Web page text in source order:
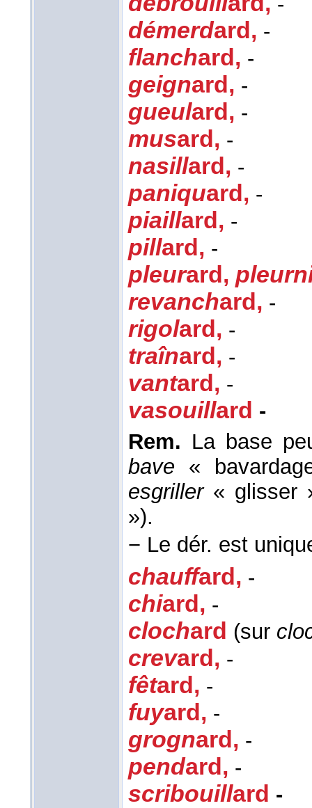
démerdard , -
flanchard , -
geignard , -
gueulard , -
musard , -
nasillard , -
paniquard , -
piaillard , -
pillard , -
pleurard ,
revanchard , -
rigolard , -
traînard , -
vantard , -
vasouillard -
Rem. La base
bave «
esgriller« glisser
»).
− Le dér. est
chauffard , -
chiard , -
clochard (sur
crevard , -
fêtard , -
fuyard , -
grognard , -
pendard , -
scribouillard -